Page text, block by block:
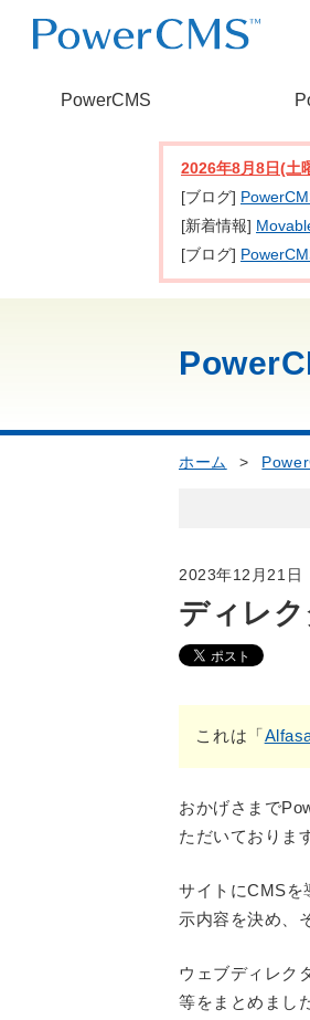
PowerCMS
2026年8月8日(土
[ブログ]
[新着情報]
[ブログ]
ホーム >
2023年12月21日
ディレ
これは「
おかげさまで
ただいておりま
サイトにCMSを
示内容を決め、
ウェブディレク
等をまとめまし